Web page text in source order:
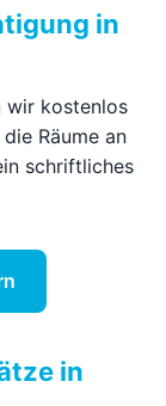
in
wir kostenlos
Räume an
schriftliches
in